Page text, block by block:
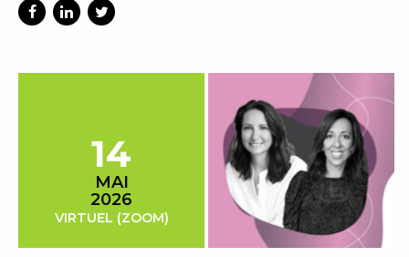
14
MAI
2026
VIRTUEL (ZOOM)